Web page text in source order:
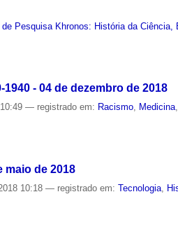
de Pesquisa Khronos: História da Ciência,
- 04 de dezembro de 2018
10:49— registrado em: Racismo, Medicina
maio de 2018
10:18— registrado em:Tecnologia